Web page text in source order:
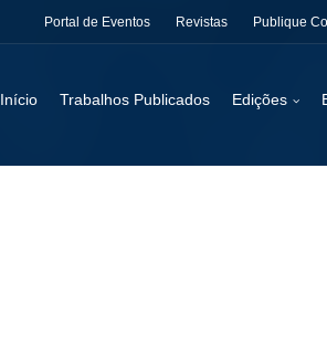
Portal de Eventos Revistas Publique
Início Trabalhos Publicados Edições